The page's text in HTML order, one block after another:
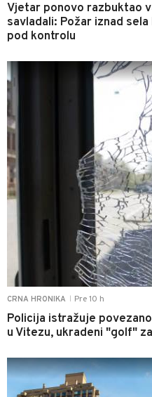
Vjetar ponovo razbuktao
savladali: Požar iznad
pod kontrolu
CRNA HRONIKA Pre 10 h
Policija istražuje
u Vitezu, ukradeni "golf"